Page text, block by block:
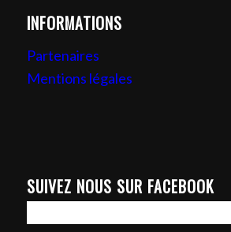
INFORMATIONS
Partenaires
Mentions légales
SUIVEZ NOUS SUR FACEBOOK